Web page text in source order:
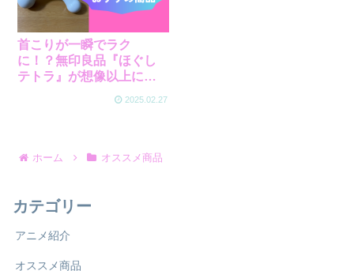
首こりが一瞬でラク
に！？無印良品『ほぐし
テトラ』が想像以上に神
2025.02.27
ホーム オススメ商品
カテゴリー
アニメ紹介
オススメ商品